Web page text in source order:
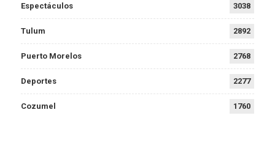
Espectáculos 3038
Tulum 2892
Puerto Morelos 2768
Deportes 2277
Cozumel 1760